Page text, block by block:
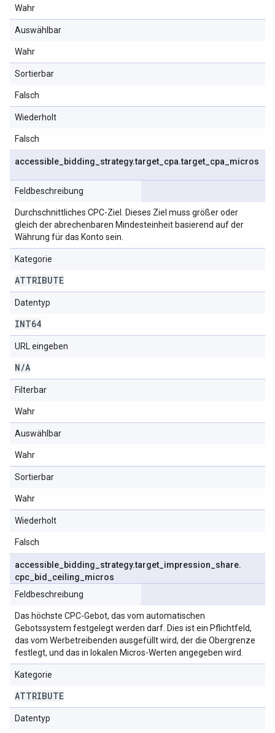
Wahr
Auswählbar
Wahr
Sortierbar
Falsch
Wiederholt
Falsch
accessible bidding strategy.target cpa.target cpa micros
Feldbeschreibung
Durchschnittliches CPC-Ziel. Dieses Ziel muss größer oder
gleich der abrechenbaren Mindesteinheit basierend auf der
Währung für das Konto sein.
Kategorie
ATTRIBUTE
Datentyp
INT64
URL eingeben
N/A
Filterbar
Wahr
Auswählbar
Wahr
Sortierbar
Wahr
Wiederholt
Falsch
accessible bidding strategy.target impression share.
cpc
bid ceiling
micros
Feldbeschreibung
Das höchste CPC-Gebot, das vom automatischen
Gebotssystem festgelegt werden darf. Dies ist ein Pflichtfeld,
das vom Werbetreibenden ausgefüllt wird, der die Obergrenze
festlegt, und das in lokalen Micros-Werten angegeben wird.
Kategorie
ATTRIBUTE
Datentyp